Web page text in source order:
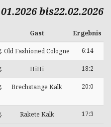
bis22.02.2026
Gast Ergebnis
Old Fashioned Cologne 6:14
HiHi 18:2
Brechstange Kalk 20:0
Rakete Kalk 17:3